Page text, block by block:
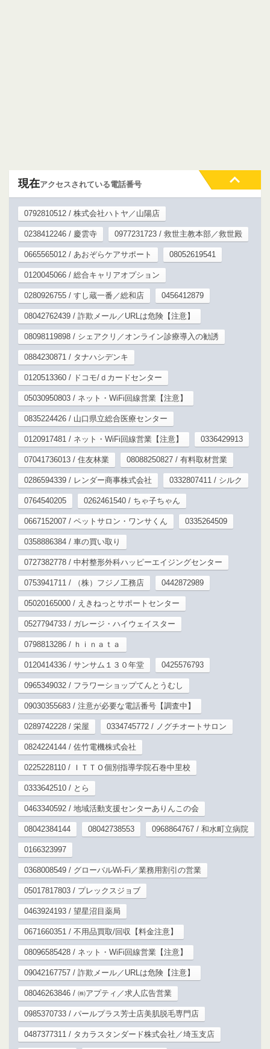
現在アクセスされている電話番号
0792810512 / 株式会社ハトヤ／山陽店
0238412246 / 慶雲寺 0977231723 / 救世主教本部／救世殿
0665565012 / あおぞらケアサポート 08052619541
0120045066 / 総合キャリアオプション
0280926755 / すし蔵一番／総和店 0456412879
08042762439 / 詐欺メール／URLは危険【注意】
08098119898 / シェアクリ／オンライン診療導入の勧誘
0884230871 / タナハシデンキ
0120513360 / ドコモ/ｄカードセンター
05030950803 / ネット・WiFi回線営業【注意】
0835224426 / 山口県立総合医療センター
0120917481 / ネット・WiFi回線営業【注意】 0336429913
07041736013 / 住友林業 08088250827 / 有料取材営業
0286594339 / レンダー商事株式会社 0332807411 / シルク
0764540205 0262461540 / ちゃ子ちゃん
0667152007 / ペットサロン・ワンサくん 0335264509
0358886384 / 車の買い取り
0727382778 / 中村整形外科ハッピーエイジングセンター
0753941711 / （株）フジノ工務店 0442872989
05020165000 / えきねっとサポートセンター
0527794733 / ガレージ・ハイウェイスター
0798813286 / ｈｉｎａｔａ
0120414336 / サンサム１３０年堂 0425576793
0965349032 / フラワーショップてんとうむし
09030355683 / 注意が必要な電話番号【調査中】
0289742228 / 栄屋 0334745772 / ノグチオートサロン
0824224144 / 佐竹電機株式会社
0225228110 / ＩＴＴＯ個別指導学院石巻中里校
0333642510 / とら
0463340592 / 地域活動支援センターありんこの会
08042384144 08042738553 0968864767 / 和水町立病院
0166323997
0368008549 / グローバルWi-Fi／業務用割引の営業
05017817803 / プレックスジョブ
0463924193 / 望星沼目薬局
0671660351 / 不用品買取/回収【料金注意】
08096585428 / ネット・WiFi回線営業【注意】
09042167757 / 詐欺メール／URLは危険【注意】
08046263846 / ㈱アプティ／求人広告営業
0985370733 / パールプラス芳士店美肌脱毛専門店
0487377311 / タカラスタンダード株式会社／埼玉支店